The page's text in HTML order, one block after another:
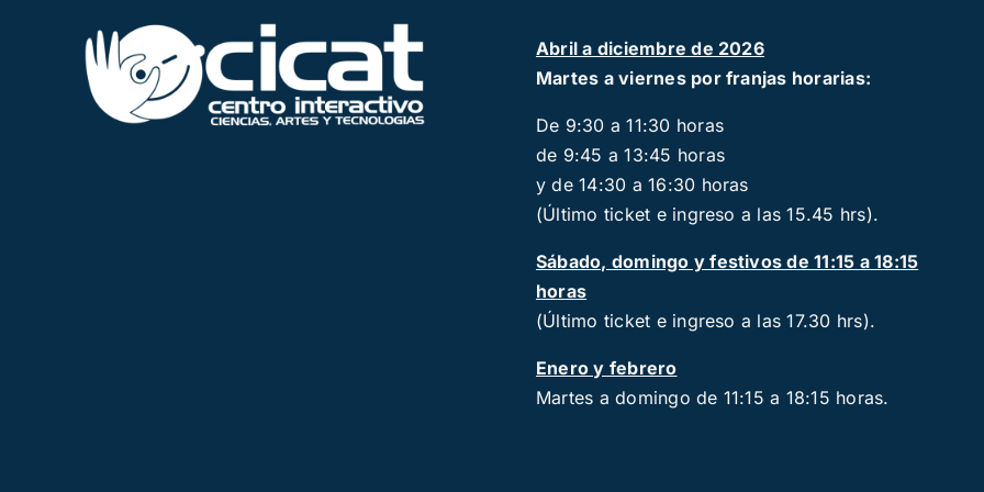
Abril a diciembre de 2026
Martes a viernes por franjas horarias:
De 9:30 a 11:30 horas
de 9:45 a 13:45 horas
y de 14:30 a 16:30 horas
(Último ticket e ingreso a las 15.45 hrs).
Sábado, domingo y festivos de 11:15 a 18:15
horas
(Último ticket e ingreso a las 17.30 hrs).
Enero y febrero
Martes a domingo de 11:15 a 18:15 horas.